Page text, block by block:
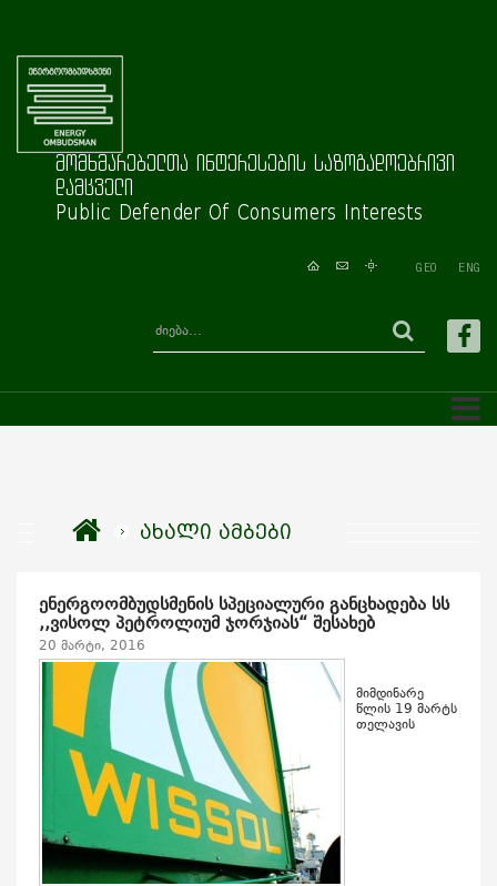
მომხმარებელთა ინტერესების საზოგადოებრივი
დამცველი
Public Defender Of Consumers Interests
GEO ENG
ახალი ამბები
ენერგოომბუდსმენის სპეციალური განცხადება სს
,,ვისოლ პეტროლიუმ ჯორჯიას“ შესახებ
20 მარტი, 2016
მიმდინარე
წლის 19 მარტს
თელავის